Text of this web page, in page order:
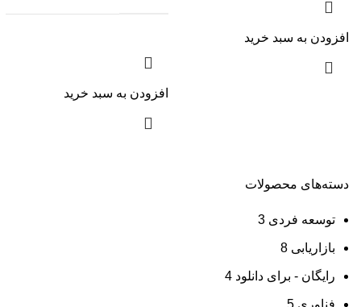
دسته‌های محصولات
توسعه فردی 3
بازاریابی 8
رایگان - برای دانلود 4
افزودن به سبد خرید
افزودن به سبد خرید